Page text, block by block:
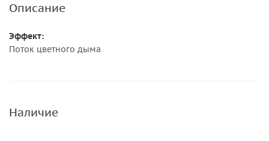
Описание
Эффект:
Поток цветного дыма
Наличие